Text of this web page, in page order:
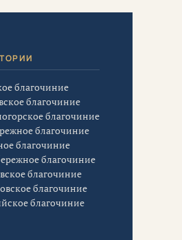
благочиние
благочиние
благочиние
благочиние
благочиние
благочиние
благочиние
благочиние
благочиние